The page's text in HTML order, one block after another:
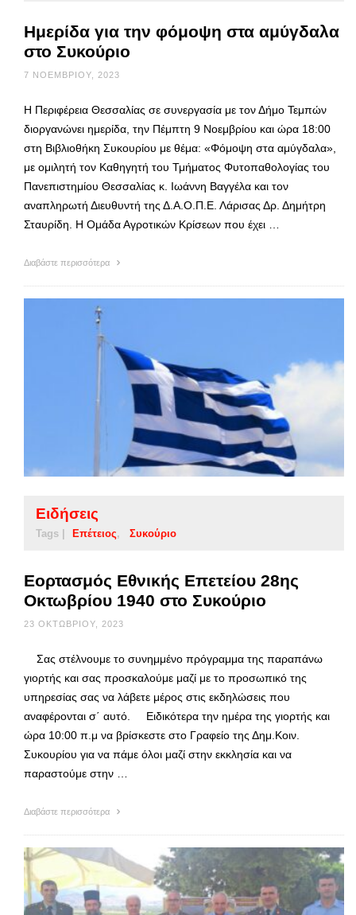
Ημερίδα για την φόμοψη στα αμύγδαλα
στο Συκούριο
7 ΝΟΕΜΒΡΊΟΥ, 2023
Η Περιφέρεια Θεσσαλίας σε συνεργασία με τον Δήμο Τεμπών
διοργανώνει ημερίδα, την Πέμπτη 9 Νοεμβρίου και ώρα 18:00
στη Βιβλιοθήκη Συκουρίου με θέμα: «Φόμοψη στα αμύγδαλα»,
με ομιλητή τον Καθηγητή του Τμήματος Φυτοπαθολογίας του
Πανεπιστημίου Θεσσαλίας κ. Ιωάννη Βαγγέλα και τον
αναπληρωτή Διευθυντή της Δ.Α.Ο.Π.Ε. Λάρισας Δρ. Δημήτρη
Σταυρίδη. Η Ομάδα Αγροτικών Κρίσεων που έχει …
Διαβάστε περισσότερα
Ειδήσεις
Tags | Επέτειος Συκούριο
Εορτασμός Εθνικής Επετείου 28ης
Οκτωβρίου 1940 στο Συκούριο
23 ΟΚΤΩΒΡΊΟΥ, 2023
Σας στέλνουμε το συνημμένο πρόγραμμα της παραπάνω
γιορτής και σας προσκαλούμε μαζί με το προσωπικό της
υπηρεσίας σας να λάβετε μέρος στις εκδηλώσεις που
αναφέρονται σ΄ αυτό. Ειδικότερα την ημέρα της γιορτής και
ώρα 10:00 π.μ να βρίσκεστε στο Γραφείο της Δημ.Κοιν.
Συκουρίου για να πάμε όλοι μαζί στην εκκλησία και να
παραστούμε στην …
Διαβάστε περισσότερα